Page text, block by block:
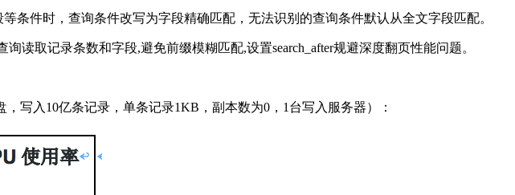
件时，查询条件改写为字段精确匹配，无法识别的查询条件默认从全文字段匹配。
读取记录条数和字段,避免前缀模糊匹配,设置search_after规避深度翻页性能问题。
，写入10亿条记录，单条记录1KB，副本数为0，1台写入服务器）：